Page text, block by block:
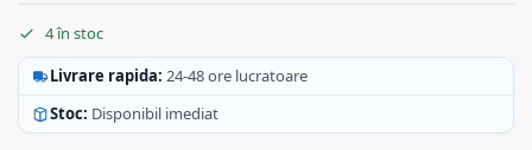
4 în stoc
Livrare rapida: 24-48 ore lucratoare
Stoc: Disponibil imediat